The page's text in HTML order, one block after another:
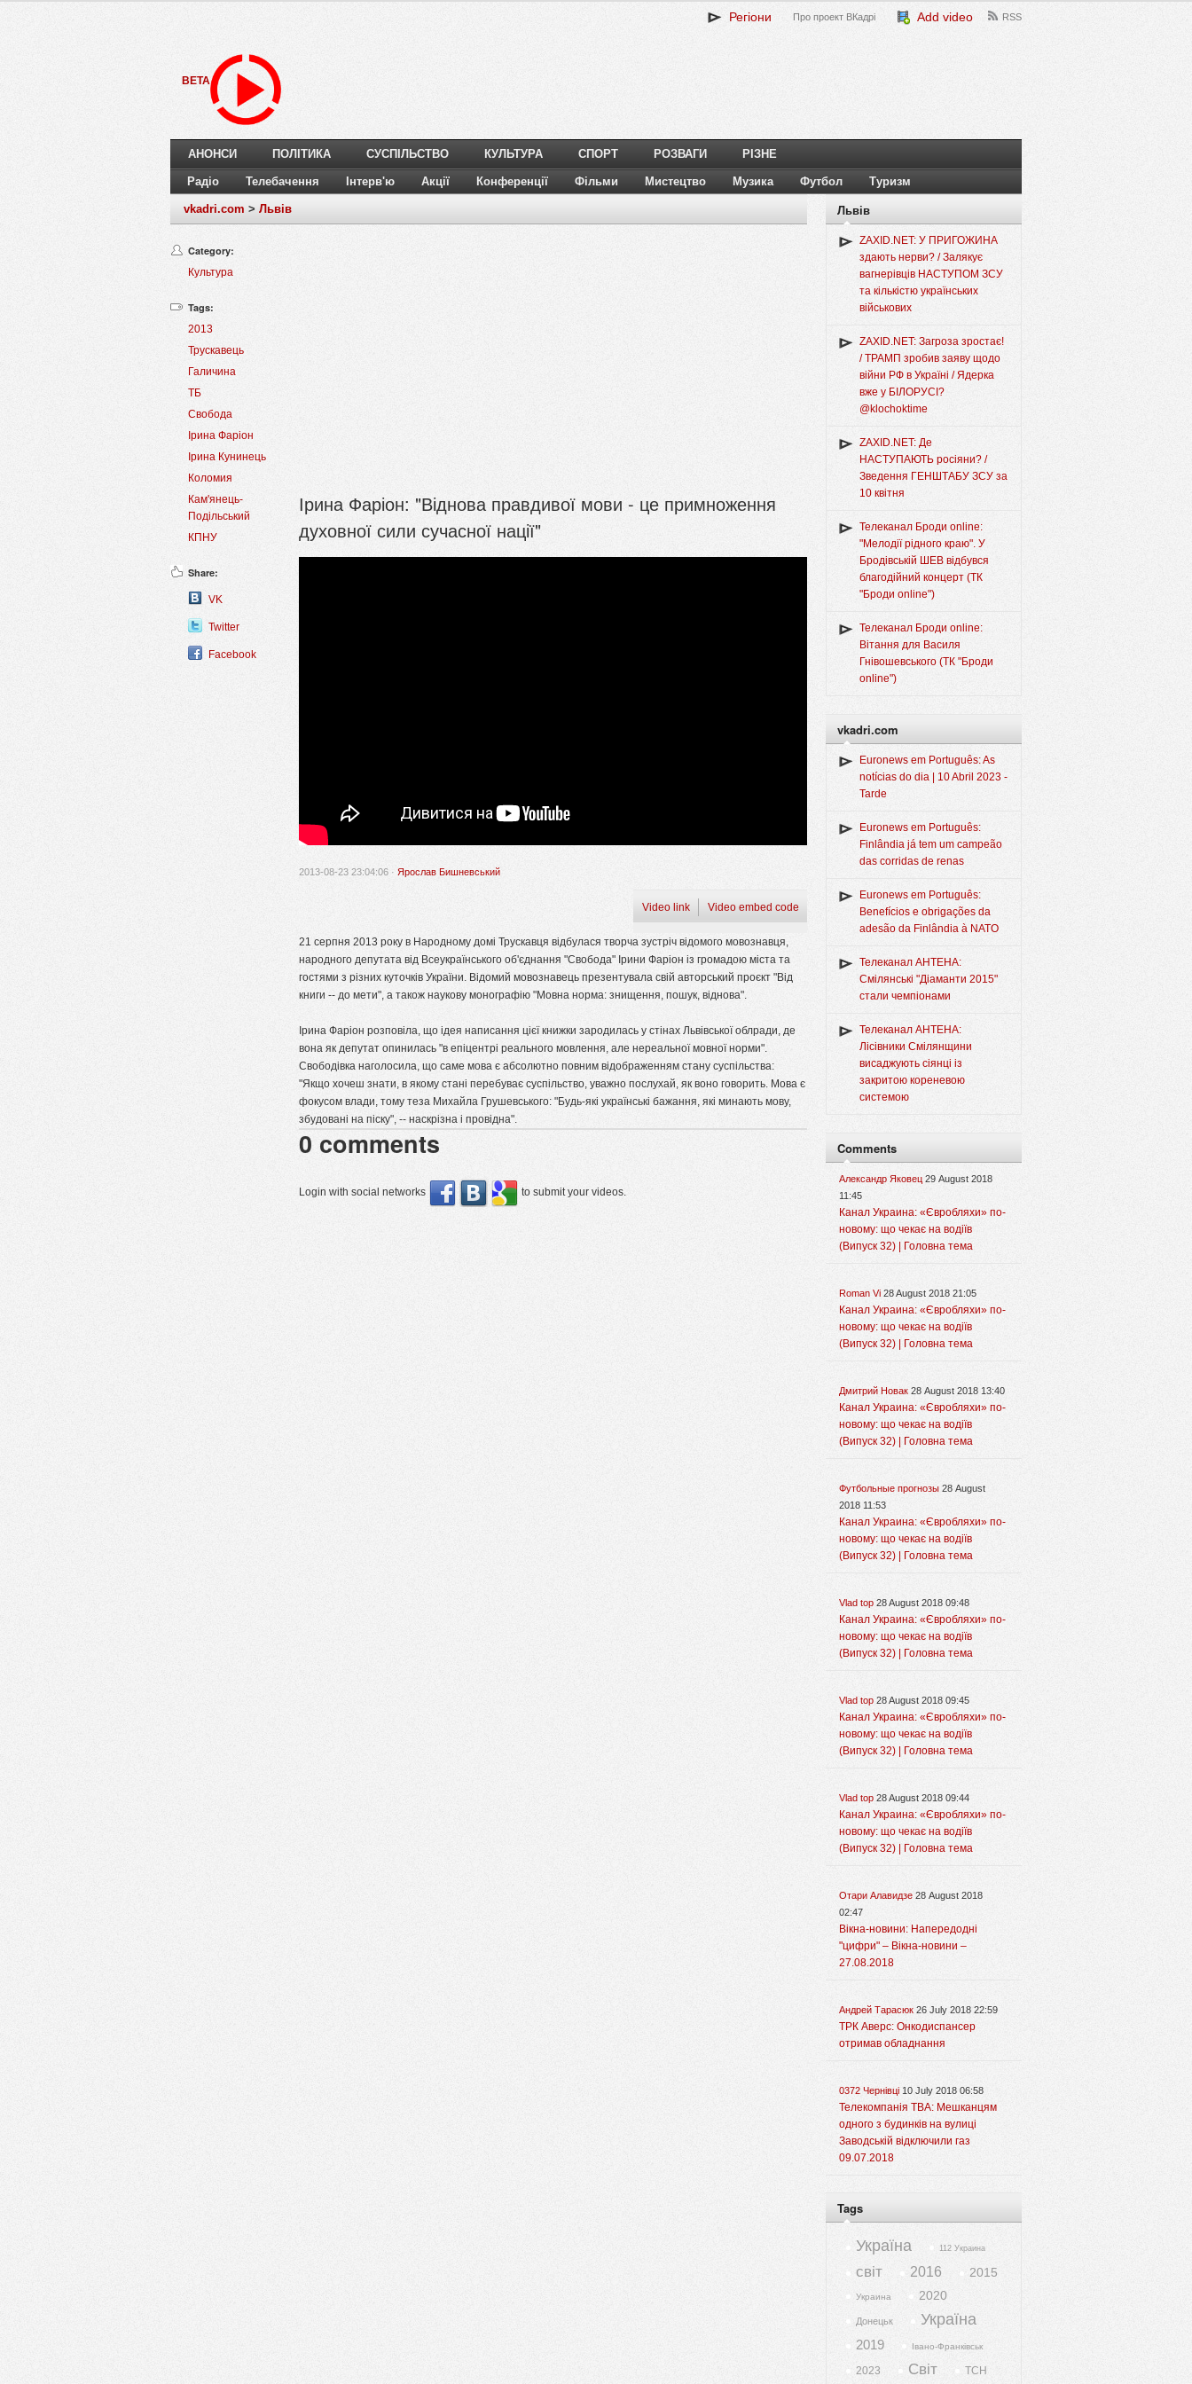
Регіони Про проект ВКадрі Add video RSS
BETA
АНОНСИ ПОЛІТИКА СУСПІЛЬСТВО КУЛЬТУРА СПОРТ РОЗВАГИ РІЗНЕ
Радіо Телебачення Інтерв'ю Акції Конференції Фільми Мистецтво Музика Футбол Туризм
vkadri.com > Львів
Category:
Культура
Tags:
2013
Трускавець
Галичина
ТБ
Свобода
Ірина Фаріон
Ірина Кунинець
Коломия
Кам'янець-
Подільський
КПНУ
Share:
VK
Twitter
Facebook
Ірина Фаріон: "Віднова правдивої мови - це примноження
духовної сили сучасної нації"
2013-08-23 23:04:06 · Ярослав Бишневський
Video link Video embed code
21 серпня 2013 року в Народному домі Трускавця відбулася творча зустріч відомого мовознавця,
народного депутата від Всеукраїнського об'єднання "Свобода" Ірини Фаріон із громадою міста та
гостями з різних куточків України. Відомий мовознавець презентувала свій авторський проєкт "Від
книги -- до мети", а також наукову монографію "Мовна норма: знищення, пошук, віднова".
Ірина Фаріон розповіла, що ідея написання цієї книжки зародилась у стінах Львівської облради, де
вона як депутат опинилась "в епіцентрі реального мовлення, але нереальної мовної норми".
Свободівка наголосила, що саме мова є абсолютно повним відображенням стану суспільства:
"Якщо хочеш знати, в якому стані перебуває суспільство, уважно послухай, як воно говорить. Мова є
фокусом влади, тому теза Михайла Грушевського: "Будь-які українські бажання, які минають мову,
збудовані на піску", -- наскрізна і провідна".
0 comments
Login with social networks to submit your videos.
Львів
ZAXID.NET: У ПРИГОЖИНА
здають нерви? / Залякує
вагнерівців НАСТУПОМ ЗСУ
та кількістю українських
військових
ZAXID.NET: Загроза зростає!
/ ТРАМП зробив заяву щодо
війни РФ в Україні / Ядерка
вже у БІЛОРУСІ?
@klochoktime
ZAXID.NET: Де
НАСТУПАЮТЬ росіяни? /
Зведення ГЕНШТАБУ ЗСУ за
10 квітня
Телеканал Броди online:
"Мелодії рідного краю". У
Бродівській ШЕВ відбувся
благодійний концерт (ТК
"Броди online")
Телеканал Броди online:
Вітання для Василя
Гнівошевського (ТК "Броди
online")
vkadri.com
Euronews em Português: As
notícias do dia | 10 Abril 2023 -
Tarde
Euronews em Português:
Finlândia já tem um campeão
das corridas de renas
Euronews em Português:
Benefícios e obrigações da
adesão da Finlândia à NATO
Телеканал АНТЕНА:
Смілянські "Діаманти 2015"
стали чемпіонами
Телеканал АНТЕНА:
Лісівники Смілянщини
висаджують сіянці із
закритою кореневою
системою
Comments
Александр Яковец 29 August 2018
11:45
Канал Украина: «Євробляхи» по-
новому: що чекає на водіїв
(Випуск 32) | Головна тема
Roman Vi 28 August 2018 21:05
Канал Украина: «Євробляхи» по-
новому: що чекає на водіїв
(Випуск 32) | Головна тема
Дмитрий Новак 28 August 2018 13:40
Канал Украина: «Євробляхи» по-
новому: що чекає на водіїв
(Випуск 32) | Головна тема
Футбольные прогнозы 28 August
2018 11:53
Канал Украина: «Євробляхи» по-
новому: що чекає на водіїв
(Випуск 32) | Головна тема
Vlad top 28 August 2018 09:48
Канал Украина: «Євробляхи» по-
новому: що чекає на водіїв
(Випуск 32) | Головна тема
Vlad top 28 August 2018 09:45
Канал Украина: «Євробляхи» по-
новому: що чекає на водіїв
(Випуск 32) | Головна тема
Vlad top 28 August 2018 09:44
Канал Украина: «Євробляхи» по-
новому: що чекає на водіїв
(Випуск 32) | Головна тема
Отари Алавидзе 28 August 2018
02:47
Вікна-новини: Напередодні
"цифри" – Вікна-новини –
27.08.2018
Андрей Тарасюк 26 July 2018 22:59
ТРК Аверс: Онкодиспансер
отримав обладнання
0372 Чернівці 10 July 2018 06:58
Телекомпанія ТВА: Мешканцям
одного з будинків на вулиці
Заводській відключили газ
09.07.2018
Tags
Україна 112 Украина
світ 2016 2015
Украина 2020
Донецьк Україна
2019 Івано-Франківськ
2023 Світ ТСН